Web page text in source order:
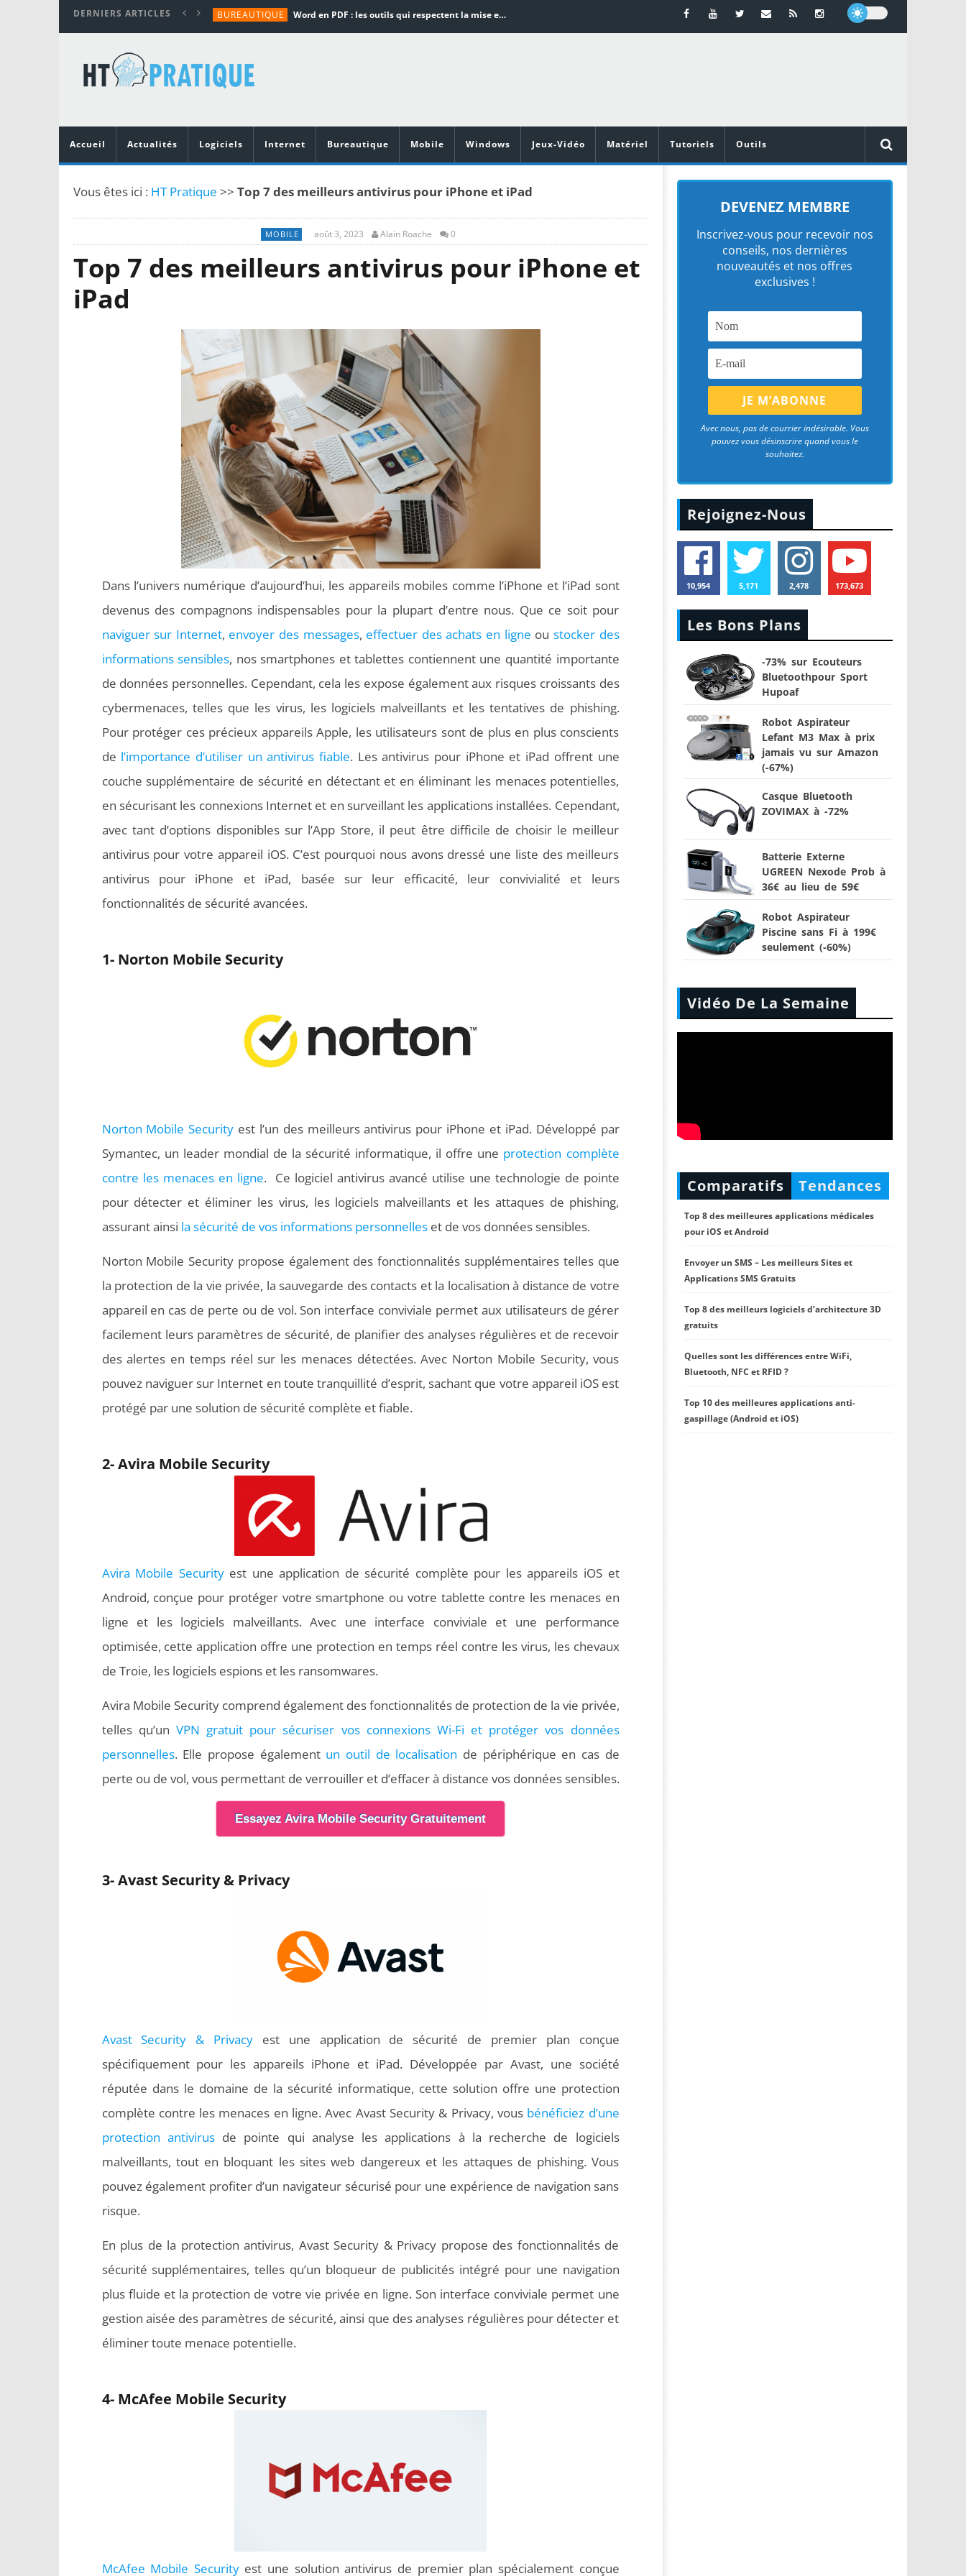
DERNIERS ARTICLES BUREAUTIQUE Word en PDF : les outils qui respectent la mise en page
TUTORIALS
MATÉRIEL
Vidéoprojecteurs Asus : Top 6 des meilleurs modèles de la marque
Accueil
Actualités Logiciels Internet Bureautique Mobile Windows Jeux-Vidéo Matériel Tutoriels Outils
Vous êtes ici : HT Pratique >> Top 7 des meilleurs antivirus pour iPhone et iPad
MOBILE août 3, 2023 Alain Roache 0
Top 7 des meilleurs antivirus pour iPhone et
iPad
Dans l’univers numérique d’aujourd’hui, les appareils mobiles comme l’iPhone et l’iPad sont
devenus des compagnons indispensables pour la plupart d’entre nous. Que ce soit pour
naviguer sur Internet, envoyer des messages, effectuer des achats en ligne ou stocker des
informations sensibles, nos smartphones et tablettes contiennent une quantité importante
de données personnelles. Cependant, cela les expose également aux risques croissants des
cybermenaces, telles que les virus, les logiciels malveillants et les tentatives de phishing.
Pour protéger ces précieux appareils Apple, les utilisateurs sont de plus en plus conscients
de l’importance d’utiliser un antivirus fiable. Les antivirus pour iPhone et iPad offrent une
couche supplémentaire de sécurité en détectant et en éliminant les menaces potentielles,
en sécurisant les connexions Internet et en surveillant les applications installées. Cependant,
avec tant d’options disponibles sur l’App Store, il peut être difficile de choisir le meilleur
antivirus pour votre appareil iOS. C’est pourquoi nous avons dressé une liste des meilleurs
antivirus pour iPhone et iPad, basée sur leur efficacité, leur convivialité et leurs
fonctionnalités de sécurité avancées.
1- Norton Mobile Security
Norton Mobile Security est l’un des meilleurs antivirus pour iPhone et iPad. Développé par
Symantec, un leader mondial de la sécurité informatique, il offre une protection complète
contre les menaces en ligne. Ce logiciel antivirus avancé utilise une technologie de pointe
pour détecter et éliminer les virus, les logiciels malveillants et les attaques de phishing,
assurant ainsi la sécurité de vos informations personnelleset de vos données sensibles.
Norton Mobile Security propose également des fonctionnalités supplémentaires telles que
la protection de la vie privée, la sauvegarde des contacts et la localisation à distance de votre
appareil en cas de perte ou de vol. Son interface conviviale permet aux utilisateurs de gérer
facilement leurs paramètres de sécurité, de planifier des analyses régulières et de recevoir
des alertes en temps réel sur les menaces détectées. Avec Norton Mobile Security, vous
pouvez naviguer sur Internet en toute tranquillité d’esprit, sachant que votre appareil iOS est
protégé par une solution de sécurité complète et fiable.
2- Avira Mobile Security
Avira Mobile Securityest une application de sécurité complète pour les appareils iOS et
Android, conçue pour protéger votre smartphone ou votre tablette contre les menaces en
ligne et les logiciels malveillants. Avec une interface conviviale et une performance
optimisée, cette application offre une protection en temps réel contre les virus, les chevaux
de Troie, les logiciels espions et les ransomwares.
Avira Mobile Security comprend également des fonctionnalités de protection de la vie privée,
telles qu’un VPN gratuit pour sécuriser vos connexions Wi-Fi et protéger vos données
personnelles. Elle propose également un outil de localisation de périphérique en cas de
perte ou de vol, vous permettant de verrouiller et d’effacer à distance vos données sensibles.
Essayez Avira Mobile Security Gratuitement
3- Avast Security & Privacy
Avast Security & Privacy est une application de sécurité de premier plan conçue
spécifiquement pour les appareils iPhone et iPad. Développée par Avast, une société
réputée dans le domaine de la sécurité informatique, cette solution offre une protection
complète contre les menaces en ligne. Avec Avast Security & Privacy, vous bénéficiez d’une
protection antivirusde pointe qui analyse les applications à la recherche de logiciels
malveillants, tout en bloquant les sites web dangereux et les attaques de phishing. Vous
pouvez également profiter d’un navigateur sécurisé pour une expérience de navigation sans
risque.
En plus de la protection antivirus, Avast Security & Privacy propose des fonctionnalités de
sécurité supplémentaires, telles qu’un bloqueur de publicités intégré pour une navigation
plus fluide et la protection de votre vie privée en ligne. Son interface conviviale permet une
gestion aisée des paramètres de sécurité, ainsi que des analyses régulières pour détecter et
éliminer toute menace potentielle.
4- McAfee Mobile Security
McAfee Mobile Securityest une solution antivirus de premier plan spécialement conçue
DEVENEZ MEMBRE
Inscrivez-vous pour recevoir nos
conseils, nos dernières
nouveautés et nos offres
exclusives !
Avec nous, pas de courrier indésirable. Vous
pouvez vous désinscrire quand vous le
souhaitez.
Rejoignez-Nous
10,954 5,171 2,478 173,673
Les Bons Plans
-73% sur Ecouteurs
Bluetoothpour Sport
Hupoaf
Robot Aspirateur
Lefant M3 Max à prix
jamais vu sur Amazon
(-67%)
Casque Bluetooth
ZOVIMAX à -72%
Batterie Externe
UGREEN Nexode Prob à
36€ au lieu de 59€
Robot Aspirateur
Piscine sans Fi à 199€
seulement (-60%)
Vidéo De La Semaine
Comparatifs Tendances
Top 8 des meilleures applications médicales
pour iOS et Android
Envoyer un SMS – Les meilleurs Sites et
Applications SMS Gratuits
Top 8 des meilleurs logiciels d’architecture 3D
gratuits
Quelles sont les différences entre WiFi,
Bluetooth, NFC et RFID ?
Top 10 des meilleures applications anti-
gaspillage (Android et iOS)